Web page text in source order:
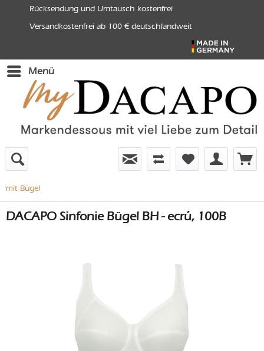
Rücksendung und Umtausch kostenfrei
Versandkostenfrei ab 100 € deutschlandweit
Menü
mit Bügel
DACAPO Sinfonie Bügel BH - ecrú, 100B